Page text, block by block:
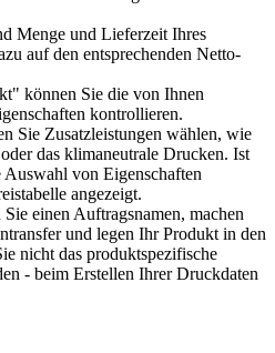
Menge und Lieferzeit Ihres
auf den entsprechenden Netto-
können Sie die von Ihnen
kontrollieren.
Sie Zusatzleistungen wählen, wie
das klimaneutrale Drucken. Ist
von Eigenschaften
angezeigt.
einen Auftragsnamen, machen
und legen Ihr Produkt in den
nicht das produktspezifische
- beim Erstellen Ihrer Druckdaten